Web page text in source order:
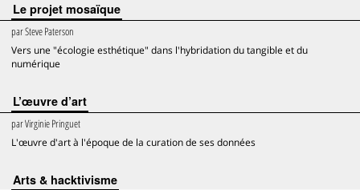
Le projet mosaïque
parSteve Paterson
Vers une "écologie esthétique" dans l'hybridation du tangible et du
numérique
L’œuvre d’art
parVirginie Pringuet
L'œuvre d'art à l'époque de la curation de ses données
Arts & hacktivisme